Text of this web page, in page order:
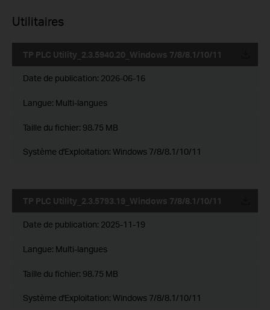
Utilitaires
TP PLC Utility_2.3.5940.20_Windows 7/8/8.1/10/11
Date de publication: 2026-06-16
Langue: Multi-langues
Taille du fichier: 98.75 MB
Système d'Exploitation: Windows 7/8/8.1/10/11
TP PLC Utility_2.3.5793.19_Windows 7/8/8.1/10/11
Date de publication: 2025-11-19
Langue: Multi-langues
Taille du fichier: 98.75 MB
Système d'Exploitation: Windows 7/8/8.1/10/11